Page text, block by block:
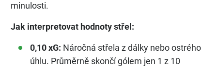
minulosti.
Jak interpretovat hodnoty střel:
0,10 xG: Náročná střela z dálky nebo ostrého
úhlu. Průměrně skončí gólem jen 1 z 10